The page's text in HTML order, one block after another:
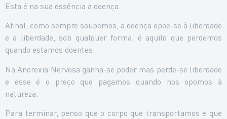
Esta é na sua essência a doença.
Afinal, como sempre soubemos, a doença opõe-se à liberdade
e a liberdade, sob qualquer forma, é aquilo que perdemos
quando estamos doentes.
Na Anorexia Nervosa ganha-se poder mas perde-se liberdade
e esse é o preço que pagamos quando nos opomos à
natureza.
Para terminar, penso que o corpo que transportamos e que